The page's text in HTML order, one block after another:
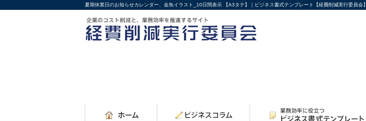
夏期休業日のお知らせカレンダー、金魚イラスト_10日間表示 【A3タテ】｜ビジネス書式テンプレート【経費削減実行委員会】